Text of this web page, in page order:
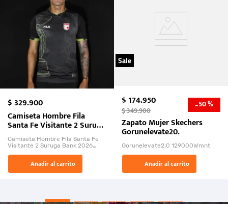
$329.900
Camiseta Hombre Fila
Santa Fe Visitante 2 Suruga
Bank 2026
Camiseta Hombre Fila Santa Fe
Visitante 2 Suruga Bank 2026
El Rugido del Sol Naciente:
“Primeros para la Et...
Añadir al carrito
Sale
$174.950
$349.900 -50 %
Zapato Mujer Skechers
Gorunelevate20.
Gorunelevate2.0 129000Wmnt
Añadir al carrito